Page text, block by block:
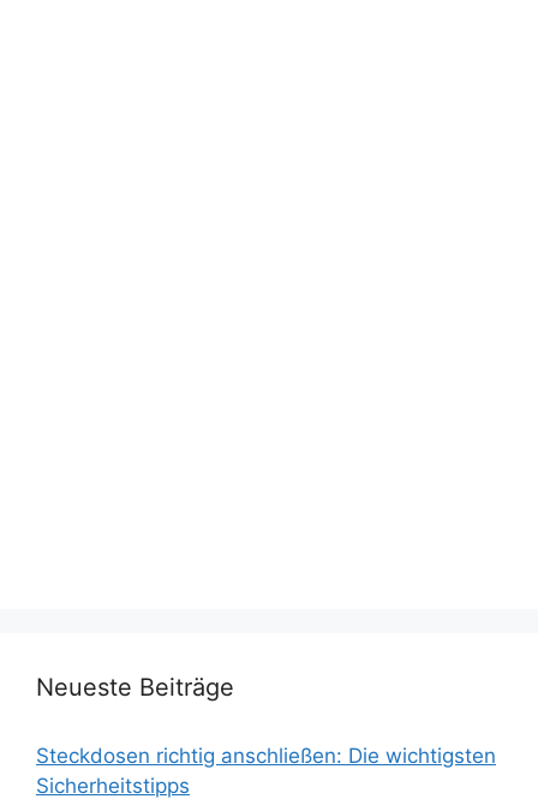
Neueste Beiträge
Steckdosen richtig anschließen: Die wichtigsten
Sicherheitstipps